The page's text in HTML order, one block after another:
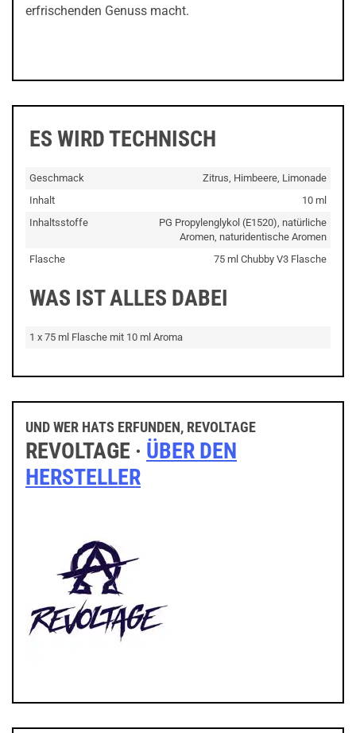
erfrischenden Genuss macht.
ES WIRD TECHNISCH
Geschmack
Zitrus, Himbeere, Limonade
Inhalt
10 ml
Inhaltsstoffe
PG Propylenglykol (E1520), natürliche
Aromen, naturidentische Aromen
Flasche
75 ml Chubby V3 Flasche
WAS IST ALLES DABEI
1 x 75 ml Flasche mit 10 ml Aroma
UND WER HATS ERFUNDEN, REVOLTAGE
REVOLTAGE · ÜBER DEN
HERSTELLER